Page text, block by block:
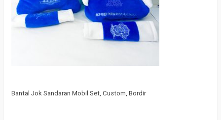
Bantal Jok Sandaran Mobil Set, Custom, Bordir